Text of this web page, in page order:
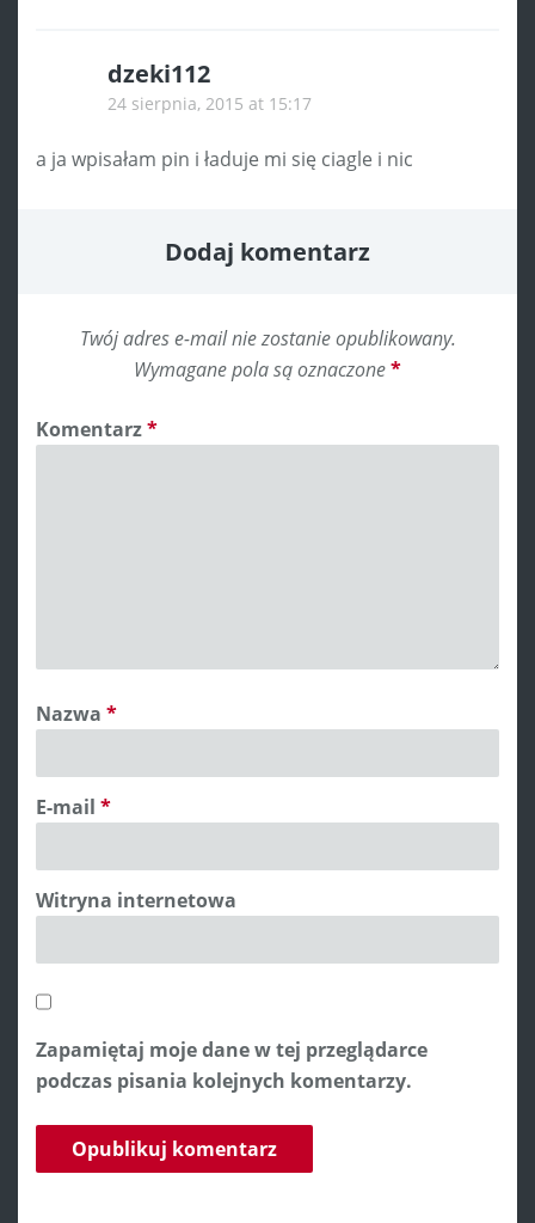
dzeki112
24 sierpnia, 2015 at 15:17
a ja wpisałam pin i ładuje mi się ciagle i nic
Dodaj komentarz
Twój adres e-mail nie zostanie opublikowany.
Wymagane pola są oznaczone*
Komentarz*
Nazwa *
E-mail *
Witryna internetowa
Zapamiętaj moje dane w tej przeglądarce
podczas pisania kolejnych komentarzy.